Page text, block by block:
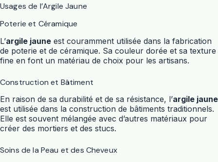
Usages de l’Argile Jaune
Poterie et Céramique
L’argile jaune est couramment utilisée dans la fabrication
de poterie et de céramique. Sa couleur dorée et sa texture
fine en font un matériau de choix pour les artisans.
Construction et Bâtiment
En raison de sa durabilité et de sa résistance, l’argile jaune
est utilisée dans la construction de bâtiments traditionnels.
Elle est souvent mélangée avec d’autres matériaux pour
créer des mortiers et des stucs.
Soins de la Peau et des Cheveux